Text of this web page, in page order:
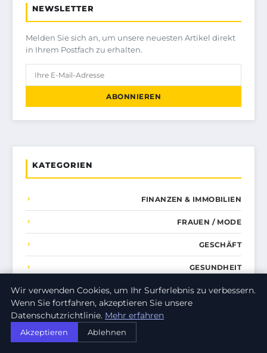
NEWSLETTER
Melden Sie sich an, um unsere neuesten Artikel direkt
in Ihrem Postfach zu erhalten.
ABONNIEREN
KATEGORIEN
FINANZEN & IMMOBILIEN
FRAUEN / MODE
GESCHÄFT
GESUNDHEIT
KOCHEN
Wir verwenden Cookies, um Ihr Surferlebnis zu verbessern.
Wenn Sie fortfahren, akzeptieren Sie unsere
Datenschutzrichtlinie. Mehr erfahren
Akzeptieren Ablehnen